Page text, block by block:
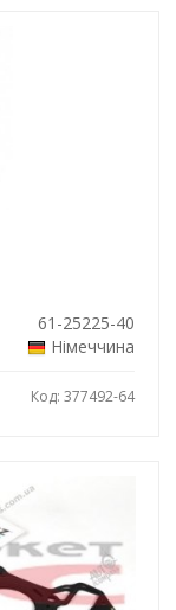
61-25225-40
Німеччина
Код: 377492-64